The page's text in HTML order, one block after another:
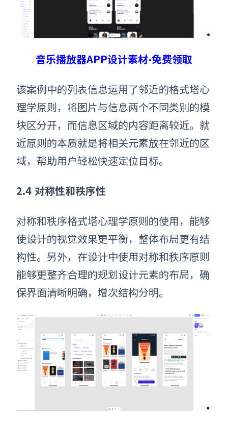
音乐播放器APP设计素材-免费领取
该案例中的列表信息运用了邻近的格式塔心
理学原则，将图片与信息两个不同类别的模
块区分开，而信息区域的内容距离较近。就
近原则的本质就是将相关元素放在邻近的区
域，帮助用户轻松快速定位目标。
2.4 对称性和秩序性
对称和秩序格式塔心理学原则的使用，能够
使设计的视觉效果更平衡，整体布局更有结
构性。另外，在设计中使用对称和秩序原则
能够更整齐合理的规划设计元素的布局，确
保界面清晰明确，增次结构分明。